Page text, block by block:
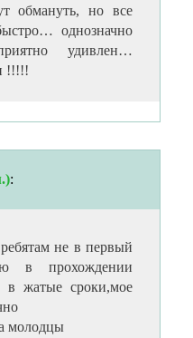
обмануть, но все
однозначно
удивлен…
!!!!!
:
не в первый
в прохождении
в жатые сроки,мое
молодцы